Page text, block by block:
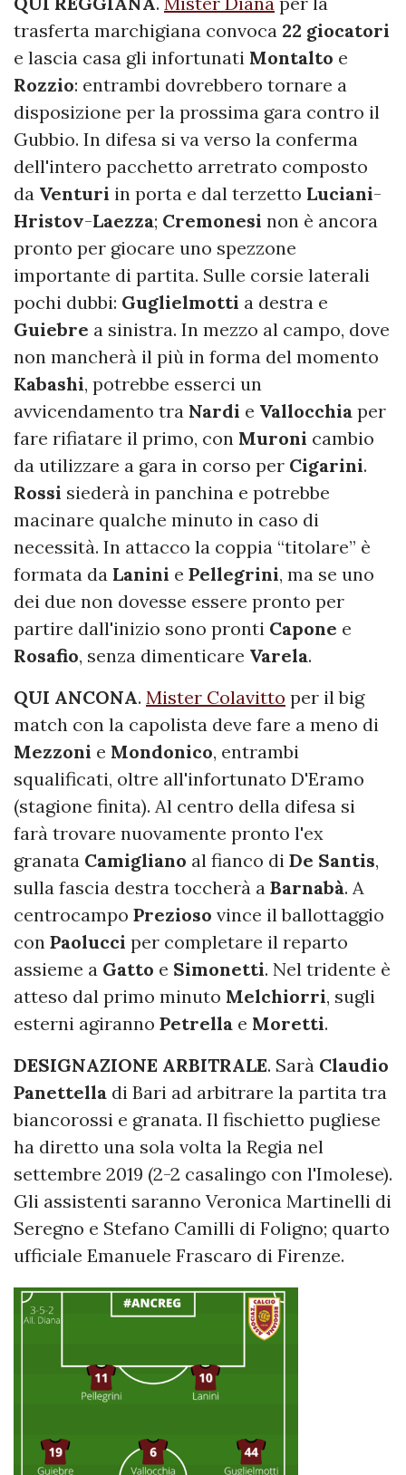
trasferta marchigiana convoca 22 giocatori
e lascia casa gli infortunati Montalto e
Rozzio: entrambi dovrebbero tornare a
disposizione per la prossima gara contro il
Gubbio. In difesa si va verso la conferma
dell'intero pacchetto arretrato composto
da Venturi in porta e dal terzetto Luciani-
Hristov-Laezza; Cremonesi non è ancora
pronto per giocare uno spezzone
importante di partita. Sulle corsie laterali
pochi dubbi: Guglielmotti a destra e
Guiebre a sinistra. In mezzo al campo, dove
non mancherà il più in forma del momento
Kabashi, potrebbe esserci un
avvicendamento tra Nardi e Vallocchia per
fare rifiatare il primo, con Muroni cambio
da utilizzare a gara in corso per Cigarini.
Rossi siederà in panchina e potrebbe
macinare qualche minuto in caso di
necessità. In attacco la coppia “titolare” è
formata da Lanini e Pellegrini, ma se uno
dei due non dovesse essere pronto per
partire dall'inizio sono pronti Capone e
Rosafio, senza dimenticare Varela.
QUI ANCONA. Mister Colavitto per il big
match con la capolista deve fare a meno di
Mezzoni e Mondonico, entrambi
squalificati, oltre all'infortunato D'Eramo
(stagione finita). Al centro della difesa si
farà trovare nuovamente pronto l'ex
granata Camigliano al fianco di De Santis,
sulla fascia destra toccherà a Barnabà. A
centrocampo Prezioso vince il ballottaggio
con Paolucci per completare il reparto
assieme a Gatto e Simonetti. Nel tridente è
atteso dal primo minuto Melchiorri, sugli
esterni agiranno Petrella e Moretti.
DESIGNAZIONE ARBITRALE. Sarà Claudio
Panettella di Bari ad arbitrare la partita tra
biancorossi e granata. Il fischietto pugliese
ha diretto una sola volta la Regia nel
settembre 2019 (2-2 casalingo con l'Imolese).
Gli assistenti saranno Veronica Martinelli di
Seregno e Stefano Camilli di Foligno; quarto
ufficiale Emanuele Frascaro di Firenze.